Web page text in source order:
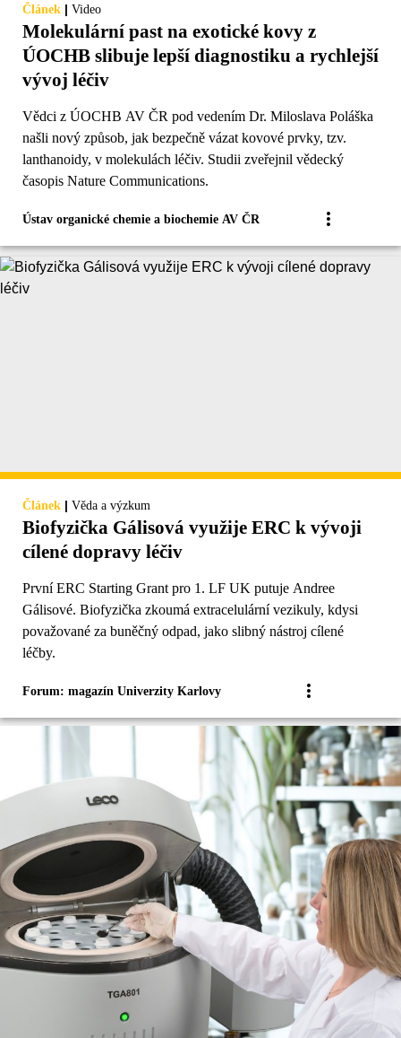
Článek | Video
Molekulární past na exotické kovy z
ÚOCHB slibuje lepší diagnostiku a rychlejší
vývoj léčiv
Vědci z ÚOCHB AV ČR pod vedením Dr. Miloslava Poláška
našli nový způsob, jak bezpečně vázat kovové prvky, tzv.
lanthanoidy, v molekulách léčiv. Studii zveřejnil vědecký
časopis Nature Communications.
Ústav organické chemie a biochemie AV ČR
Článek | Věda a výzkum
Biofyzička Gálisová využije ERC k vývoji
cílené dopravy léčiv
První ERC Starting Grant pro 1. LF UK putuje Andree
Gálisové. Biofyzička zkoumá extracelulární vezikuly, kdysi
považované za buněčný odpad, jako slibný nástroj cílené
léčby.
Forum: magazín Univerzity Karlovy